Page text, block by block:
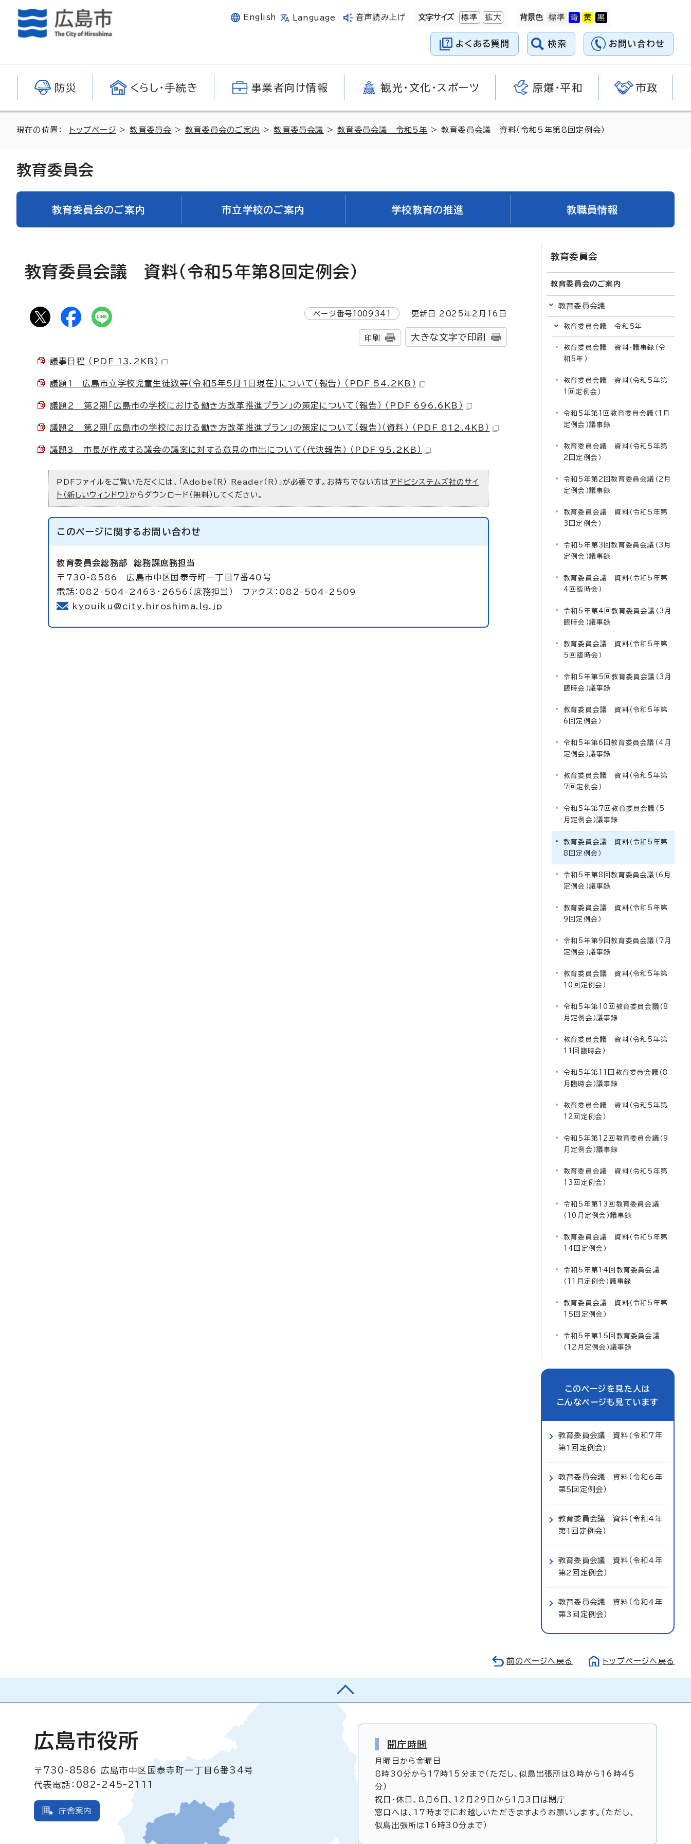
English Language 音声読み上げ 文字サイズ 標準 拡大 背景色
よくある質問 検索 お問い合わせ
防災 くらし・手続き 事業者向け情報 観光・文化・スポーツ 原爆・平和 市政
現在の位置： トップページ >教育委員会 >教育委員会のご案内 >教育委員会議 >教育委員会議 令和5年 > 教育委員会議 資料（令和5年第8回定例会）
教育委員会
教育委員会のご案内 市立学校のご案内 学校教育の推進 教職員情報
教育委員会議 資料（令和5年第8回定例会）
ページ番号1009341 更新日 2025年2月 16 日
印刷 大きな文字で印刷
議事日程 （PDF 13.2KB）
議題1 広島市立学校児童生徒数等（令和5年5月1日現在）について（報告） （PDF 54.2KB）
議題2 第2期「広島市の学校における働き方改革推進プラン」の策定について（報告） （PDF 696.6KB）
議題2 第2期「広島市の学校における働き方改革推進プラン」の策定について（報告）（資料） （PDF 812.4KB）
議題3 市長が作成する議会の議案に対する意見の申出について（代決報告） （PDF 95.2KB）
PDFファイルをご覧いただくには、「Adobe（R） Reader（R）」が必要です。お持ちでない方は アドビシステムズ社のサイ
ト（新しいウィンドウ） からダウンロード（無料）してください。
このページに関する お問い合わせ
教育委員会総務部総務課庶務担当
〒730-8586 広島市中区国泰寺町一丁目7番40号
電話：082-504-2463・2656（庶務担当） ファクス：082-504-2509
kyouiku@city.hiroshima.lg.jp
教育委員会
教育委員会のご案内
教育委員会議
教育委員会議 令和5年
教育委員会議 資料・議事録（令
和5年）
教育委員会議 資料（令和5年第
1回定例会）
令和5年第1回教育委員会議（1月
定例会）議事録
教育委員会議 資料（令和5年第
2回定例会）
令和5年第2回教育委員会議（2月
定例会）議事録
教育委員会議 資料（令和5年第
3回定例会）
令和5年第3回教育委員会議（3月
定例会）議事録
教育委員会議 資料（令和5年第
4回臨時会）
令和5年第4回教育委員会議（3月
臨時会）議事録
教育委員会議 資料（令和5年第
5回臨時会）
令和5年第5回教育委員会議（3月
臨時会）議事録
教育委員会議 資料（令和5年第
6回定例会）
令和5年第6回教育委員会議（4月
定例会）議事録
教育委員会議 資料（令和5年第
7回定例会）
令和5年第7回教育委員会議（5
月定例会）議事録
教育委員会議 資料（令和5年第
8回定例会）
令和5年第8回教育委員会議（6月
定例会）議事録
教育委員会議 資料（令和5年第
9回定例会）
令和5年第9回教育委員会議（7月
定例会）議事録
教育委員会議 資料（令和5年第
10回定例会）
令和5年第10回教育委員会議（8
月定例会）議事録
教育委員会議 資料（令和5年第
11回臨時会）
令和5年第11回教育委員会議（8
月臨時会）議事録
教育委員会議 資料（令和5年第
12回定例会）
令和5年第12回教育委員会議（9
月定例会）議事録
教育委員会議 資料（令和5年第
13回定例会）
令和5年第13回教育委員会議
（10月定例会）議事録
教育委員会議 資料（令和5年第
14回定例会）
令和5年第14回教育委員会議
（11月定例会）議事録
教育委員会議 資料（令和5年第
15回定例会）
令和5年第15回教育委員会議
（12月定例会）議事録
このページを見た人は
こんなページも見ています
教育委員会議 資料(令和7年
第1回定例会)
教育委員会議 資料（令和6年
第5回定例会）
教育委員会議 資料（令和4年
第1回定例会）
教育委員会議 資料（令和4年
第2回定例会）
教育委員会議 資料（令和4年
第3回定例会）
前のページへ戻る トップページへ戻る
広島市役所
〒730-8586
広島市中区国泰寺町一丁目6番34号
代表電話：082-245-2111
庁舎案内
開庁時間
月曜日から金曜日
8時30分から17時15分まで（ただし、似島出張所は8時から16時45
分）
祝日・休日、8月6日、12月29日から1月3日は閉庁
窓口へは、17時までにお越しいただきますようお願いします。（ただし、
似島出張所は16時30分まで）